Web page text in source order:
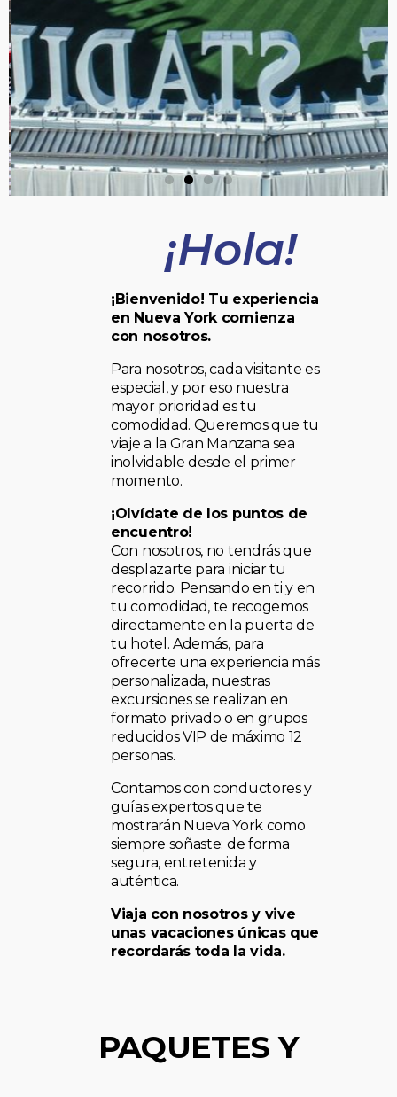
¡Hola!
¡Bienvenido! Tu experiencia
en Nueva York comienza
con nosotros.
Para nosotros, cada visitante es
especial, y por eso nuestra
mayor prioridad es tu
comodidad. Queremos que tu
viaje a la Gran Manzana sea
inolvidable desde el primer
momento.
¡Olvídate de los puntos de
encuentro!
Con nosotros, no tendrás que
desplazarte para iniciar tu
recorrido. Pensando en ti y en
tu comodidad, te recogemos
directamente en la puerta de
tu hotel. Además, para
ofrecerte una experiencia más
personalizada, nuestras
excursiones se realizan en
formato privado o en grupos
reducidos VIP de máximo 12
personas.
Contamos con conductores y
guías expertos que te
mostrarán Nueva York como
siempre soñaste: de forma
segura, entretenida y
auténtica.
Viaja con nosotros y vive
unas vacaciones únicas que
recordarás toda la vida.
PAQUETES Y